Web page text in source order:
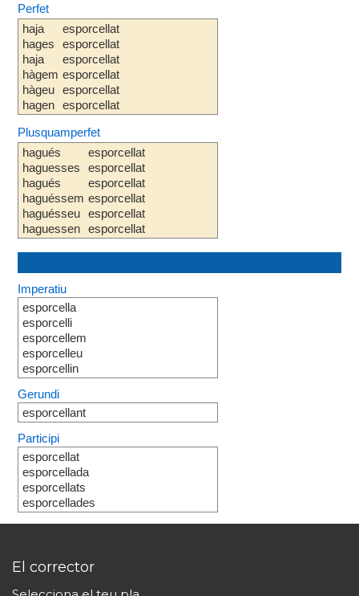
Perfet
haja
hages
haja
hàgem
hàgeu
hagen
esporcellat
esporcellat
esporcellat
esporcellat
esporcellat
esporcellat
Plusquamperfet
hagués
haguesses
hagués
haguéssem
haguésseu
haguessen
esporcellat
esporcellat
esporcellat
esporcellat
esporcellat
esporcellat
Imperatiu
esporcella
esporcelli
esporcellem
esporcelleu
esporcellin
Gerundi
esporcellant
Participi
esporcellat
esporcellada
esporcellats
esporcellades
El corrector